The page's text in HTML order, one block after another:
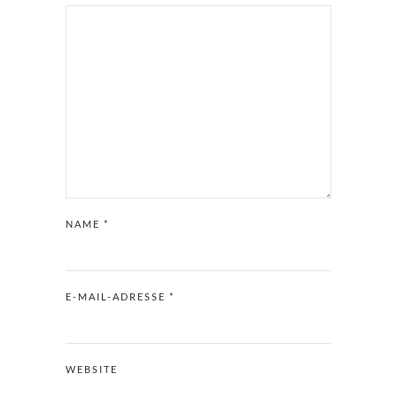
NAME *
E-MAIL-ADRESSE *
WEBSITE